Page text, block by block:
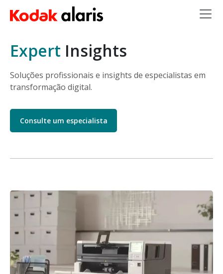
Skip to main content
Expert Insights
Soluções profissionais e insights de especialistas em
transformação digital.
Consulte um especialista